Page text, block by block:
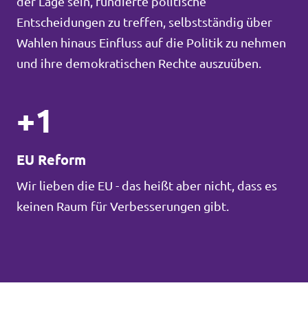
Entscheidungen zu treffen, selbstständig über
Wahlen hinaus Einfluss auf die Politik zu nehmen
und ihre demokratischen Rechte auszuüben.
+1
EU Reform
Wir lieben die EU - das heißt aber nicht, dass es
keinen Raum für Verbesserungen gibt.